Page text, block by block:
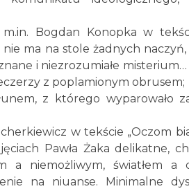
Bogdan Konopka w
ma na stole żadnych
i niezrozumiałe
z poplamionym obrusem;
z którego wyparowało
w tekście „Oczom
Pawła Żaka delikatne,
a niemożliwym, światłem a
na niuanse. Minimalne